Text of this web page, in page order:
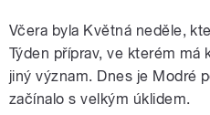
Včera byla Květná neděle,
Týden příprav, ve kterém má
jiný význam. Dnes je Modré
začínalo s velkým úklidem.